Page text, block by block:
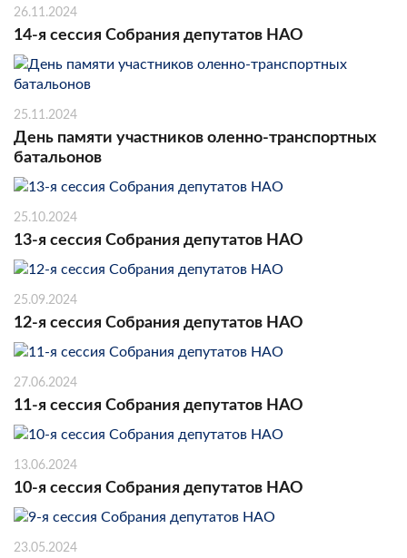
26.11.2024
14-я сессия Собрания депутатов НАО
25.11.2024
День памяти участников оленно-транспортных
батальонов
25.10.2024
13-я сессия Собрания депутатов НАО
25.09.2024
12-я сессия Собрания депутатов НАО
27.06.2024
11-я сессия Собрания депутатов НАО
13.06.2024
10-я сессия Собрания депутатов НАО
23.05.2024